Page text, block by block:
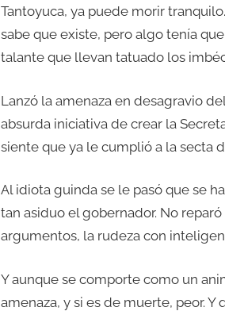
Tantoyuca, ya puede morir
sabe que existe, pero algo tenía
talante que llevan tatuado los
Lanzó la amenaza en desagravio
absurda iniciativa de crear la
siente que ya le cumplió a la secta
Al idiota guinda se le pasó que se
tan asiduo el gobernador. No
argumentos, la rudeza con
Y aunque se comporte como un
amenaza, y si es de muerte, peor.